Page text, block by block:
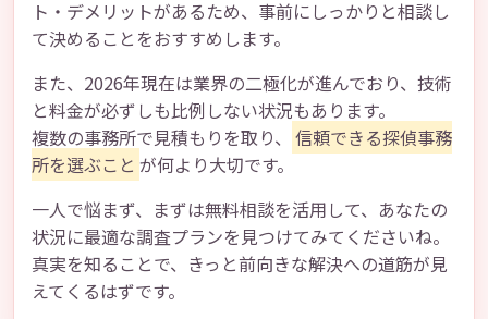
ト・デメリットがあるため、事前にしっかりと相談し
て決めることをおすすめします。
また、2026年現在は業界の二極化が進んでおり、技術
と料金が必ずしも比例しない状況もあります。
複数の事務所で見積もりを取り、 信頼できる探偵事務
所を選ぶこと が何より大切です。
一人で悩まず、まずは無料相談を活用して、あなたの
状況に最適な調査プランを見つけてみてくださいね。
真実を知ることで、きっと前向きな解決への道筋が見
えてくるはずです。